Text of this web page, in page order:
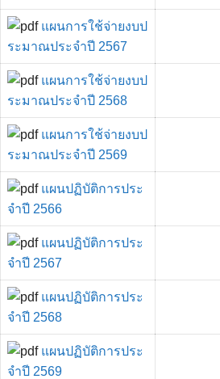
แผนการใช้จ่ายงบป
ระมาณประจำปี 2567
แผนการใช้จ่ายงบป
ระมาณประจำปี 2568
แผนการใช้จ่ายงบป
ระมาณประจำปี 2569
แผนปฏิบัติการประ
จำปี 2566
แผนปฏิบัติการประ
จำปี 2567
แผนปฏิบัติการประ
จำปี 2568
แผนปฏิบัติการประ
จำปี 2569